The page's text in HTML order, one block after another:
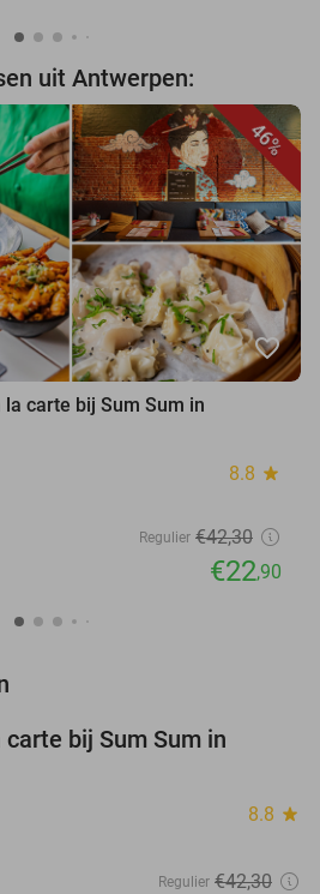
uit Antwerpen:
46%
favorite_border
carte bij Sum Sum in
8.8 star
Regulier €42,30
€22,90
bij Sum Sum in
8.8 star
Regulier €42,30